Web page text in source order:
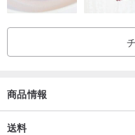
商品情報
送料